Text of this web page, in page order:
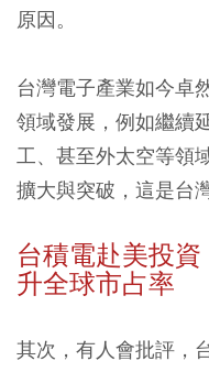
原因。
台灣電子產業如今卓
領域發展，例如繼續
工、甚至外太空等領
擴大與突破，這是台
台積電赴美投
升全球市占率
其次，有人會批評，